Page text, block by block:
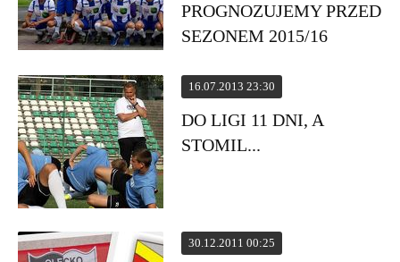
PROGNOZUJEMY PRZED
SEZONEM 2015/16
16.07.2013 23:30
DO LIGI 11 DNI, A
STOMIL...
30.12.2011 00:25